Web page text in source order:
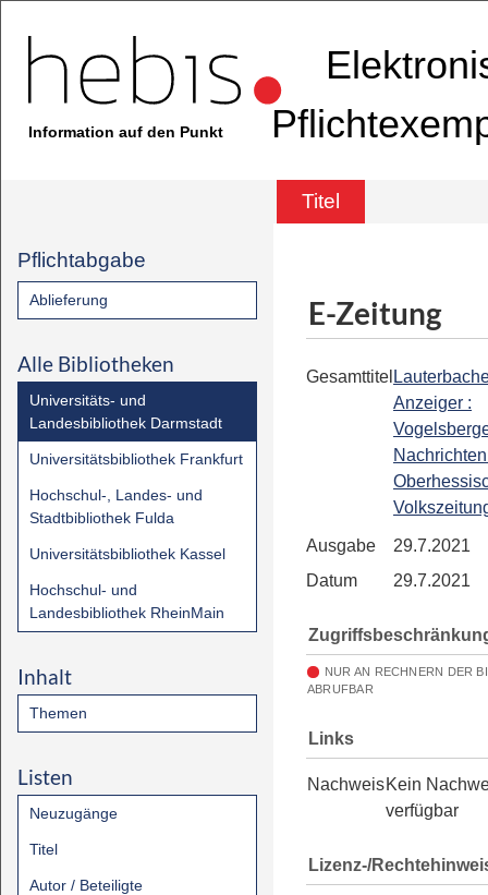
Information auf den Punkt
Titel
Pflichtabgabe
Ablieferung
Alle Bibliotheken
Universitäts- und
Landesbibliothek Darmstadt
Universitätsbibliothek Frankfurt
Hochschul-, Landes- und
Stadtbibliothek Fulda
Universitätsbibliothek Kassel
Hochschul- und
Landesbibliothek RheinMain
Inhalt
Themen
Listen
Neuzugänge
Titel
Autor / Beteiligte
E-Zeitung
Gesamttitel
Anzeiger :
Ausgabe
29.7.2021
Datum
29.7.2021
NUR AN RECHNERN DER
ABRUFBAR
Links
NachweisKein
verfügbar
Lizenz-/